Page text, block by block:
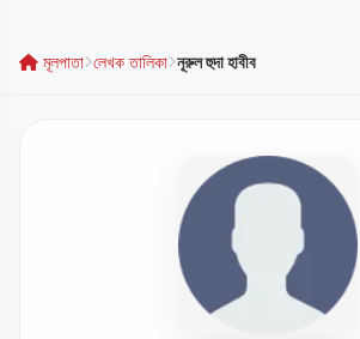
মূলপাতা লেখক তালিকা নূরুল হুদা হাবীব